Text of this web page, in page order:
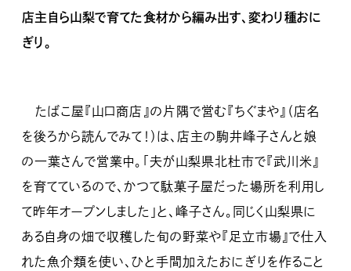
店主自ら山梨で育てた食材から編み出す、変わり種おに
ぎり。
たばこ屋『山口商店』の片隅で営む『ちぐまや』（店名
を後ろから読んでみて！）は、店主の駒井峰子さんと娘
の一葉さんで営業中。「夫が山梨県北杜市で『武川米』
を育てているので、かつて駄菓子屋だった場所を利用し
て昨年オープンしました」と、峰子さん。同じく山梨県に
ある自身の畑で収穫した旬の野菜や『足立市場』で仕入
れた魚介類を使い、ひと手間加えたおにぎりを作ること